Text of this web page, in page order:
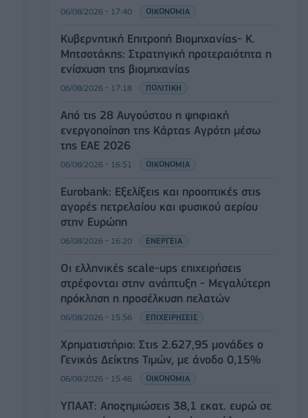
06/08/2026 - 17:40 ΟΙΚΟΝΟΜΙΑ
Κυβερνητική Επιτροπή Βιομηχανίας- Κ.
Μητσοτάκης: Στρατηγική προτεραιότητα η
ενίσχυση της βιομηχανίας
06/08/2026 - 17:18 ΠΟΛΙΤΙΚΗ
Από τις 28 Αυγούστου η ψηφιακή
ενεργοποίηση της Κάρτας Αγρότη μέσω
της ΕΑΕ 2026
06/08/2026 - 16:51 ΟΙΚΟΝΟΜΙΑ
Eurobank: Εξελίξεις και προοπτικές στις
αγορές πετρελαίου και φυσικού αερίου
στην Ευρώπη
06/08/2026 - 16:20 ΕΝΕΡΓΕΙΑ
Οι ελληνικές scale-ups επιχειρήσεις
στρέφονται στην ανάπτυξη - Μεγαλύτερη
πρόκληση η προσέλκυση πελατών
06/08/2026 - 15:56 ΕΠΙΧΕΙΡΗΣΕΙΣ
Χρηματιστήριο: Στις 2.627,95 μονάδες ο
Γενικός Δείκτης Τιμών, με άνοδο 0,15%
06/08/2026 - 15:46 ΟΙΚΟΝΟΜΙΑ
ΥΠΑΑΤ: Αποζημιώσεις 38,1 εκατ. ευρώ σε